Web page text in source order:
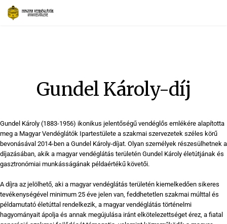
Gundel Károly-díj
Gundel Károly (1883-1956) ikonikus jelentőségű vendéglős emlékére alapította
meg a Magyar Vendéglátók Ipartestülete a szakmai szervezetek széles körű
bevonásával 2014-ben a Gundel Károly-díjat. Olyan személyek részesülhetnek a
díjazásában, akik a magyar vendéglátás területén Gundel Károly életútjának és
gasztronómiai munkásságának példaértékű követői.
A díjra az jelölhető, aki a magyar vendéglátás területén kiemelkedően sikeres
tevékenységével minimum 25 éve jelen van, feddhetetlen szakmai múlttal és
példamutató életúttal rendelkezik, a magyar vendéglátás történelmi
hagyományait ápolja és annak megújulása iránt elkötelezettséget érez, a fiatal